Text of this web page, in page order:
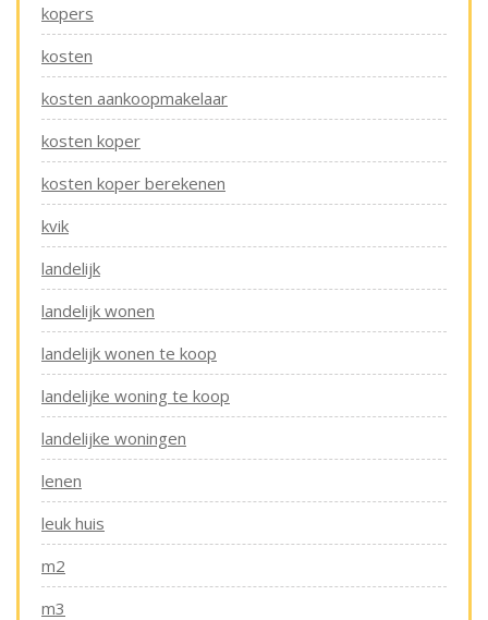
kopers
kosten
kosten aankoopmakelaar
kosten koper
kosten koper berekenen
kvik
landelijk
landelijk wonen
landelijk wonen te koop
landelijke woning te koop
landelijke woningen
lenen
leuk huis
m2
m3